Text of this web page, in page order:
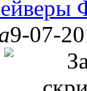
9-07-